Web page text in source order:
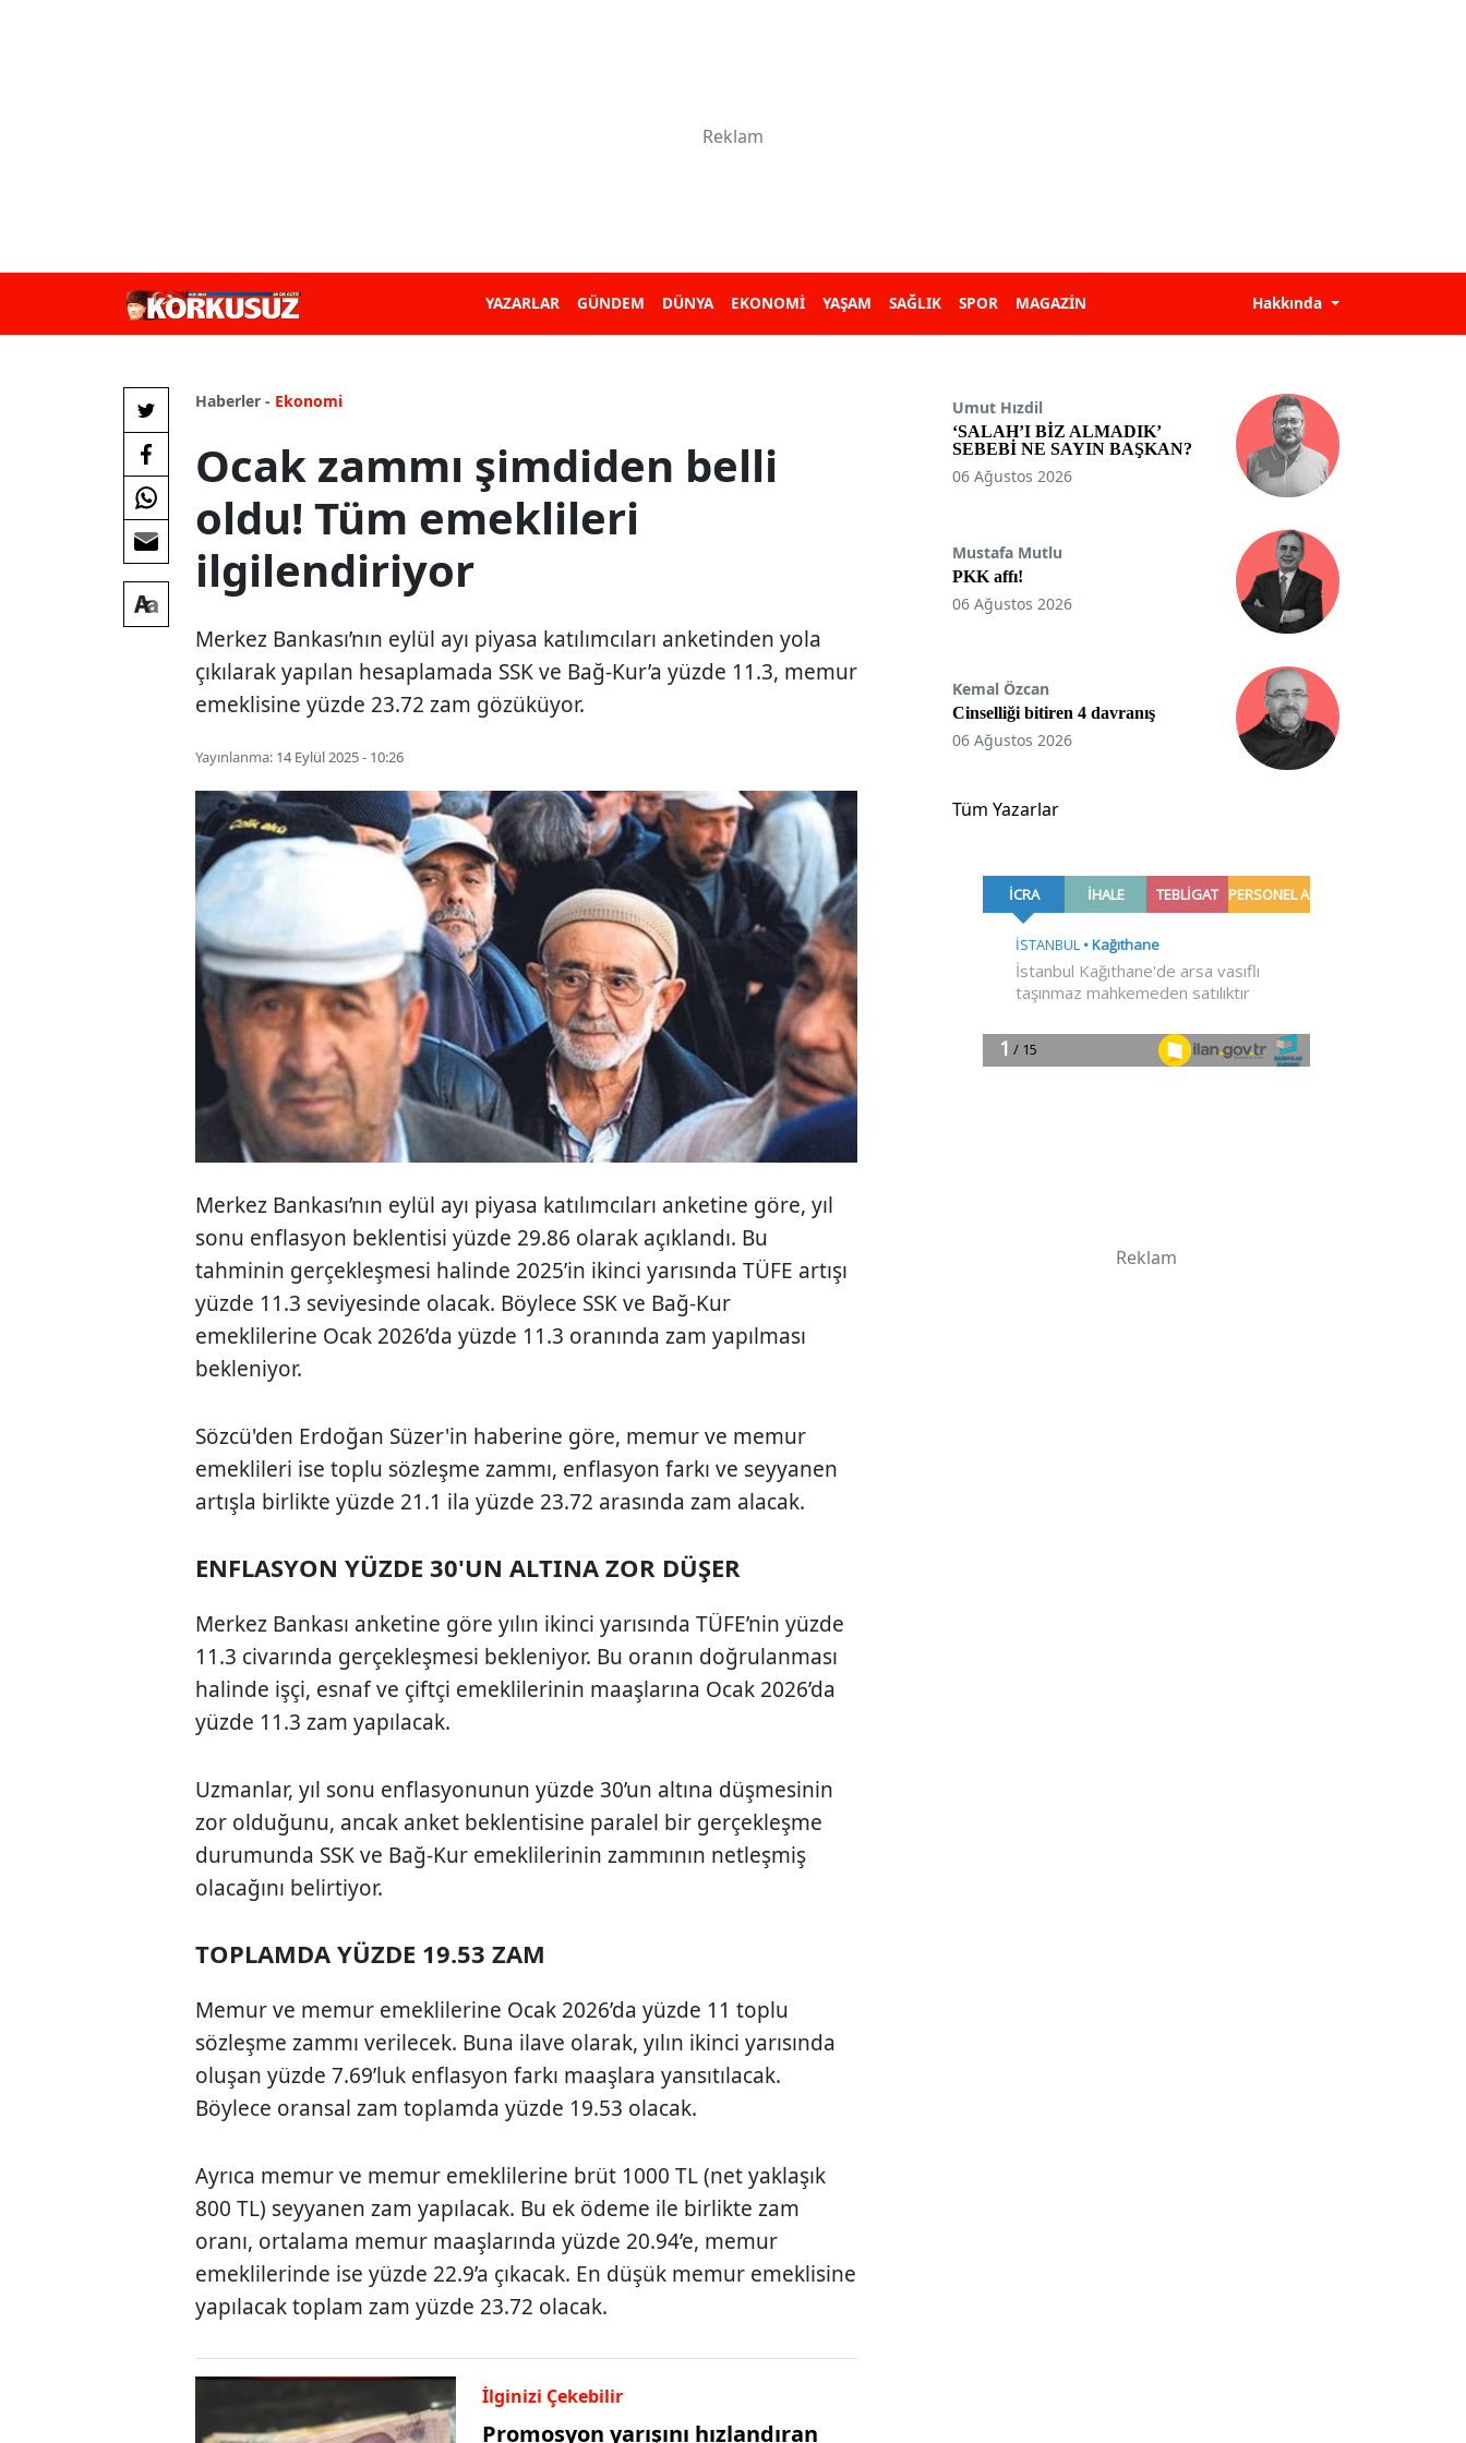
YAZARLAR GÜNDEM DÜNYA EKONOMİ YAŞAM SAĞLIK SPOR MAGAZİN Hakkında
Haberler - Ekonomi
Ocak zammı şimdiden belli
oldu! Tüm emeklileri
ilgilendiriyor
Merkez Bankası’nın eylül ayı piyasa katılımcıları anketinden yola
çıkılarak yapılan hesaplamada SSK ve Bağ-Kur’a yüzde 11.3, memur
emeklisine yüzde 23.72 zam gözüküyor.
Yayınlanma: 14 Eylül 2025 - 10:26
Merkez Bankası’nın eylül ayı piyasa katılımcıları anketine göre, yıl
sonu enflasyon beklentisi yüzde 29.86 olarak açıklandı. Bu
tahminin gerçekleşmesi halinde 2025’in ikinci yarısında TÜFE artışı
yüzde 11.3 seviyesinde olacak. Böylece SSK ve Bağ-Kur
emeklilerine Ocak 2026’da yüzde 11.3 oranında zam yapılması
bekleniyor.
Sözcü'den Erdoğan Süzer'in haberine göre, memur ve memur
emeklileri ise toplu sözleşme zammı, enflasyon farkı ve seyyanen
artışla birlikte yüzde 21.1 ila yüzde 23.72 arasında zam alacak.
ENFLASYON YÜZDE 30'UN ALTINA ZOR DÜŞER
Merkez Bankası anketine göre yılın ikinci yarısında TÜFE’nin yüzde
11.3 civarında gerçekleşmesi bekleniyor. Bu oranın doğrulanması
halinde işçi, esnaf ve çiftçi emeklilerinin maaşlarına Ocak 2026’da
yüzde 11.3 zam yapılacak.
Uzmanlar, yıl sonu enflasyonunun yüzde 30’un altına düşmesinin
zor olduğunu, ancak anket beklentisine paralel bir gerçekleşme
durumunda SSK ve Bağ-Kur emeklilerinin zammının netleşmiş
olacağını belirtiyor.
TOPLAMDA YÜZDE 19.53 ZAM
Memur ve memur emeklilerine Ocak 2026’da yüzde 11 toplu
sözleşme zammı verilecek. Buna ilave olarak, yılın ikinci yarısında
oluşan yüzde 7.69’luk enflasyon farkı maaşlara yansıtılacak.
Böylece oransal zam toplamda yüzde 19.53 olacak.
Ayrıca memur ve memur emeklilerine brüt 1000 TL (net yaklaşık
800 TL) seyyanen zam yapılacak. Bu ek ödeme ile birlikte zam
oranı, ortalama memur maaşlarında yüzde 20.94’e, memur
emeklilerinde ise yüzde 22.9’a çıkacak. En düşük memur emeklisine
yapılacak toplam zam yüzde 23.72 olacak.
İlginizi Çekebilir
Promosyon yarışını hızlandıran
Umut Hızdil
‘SALAH’I BİZ ALMADIK’
SEBEBİ NE SAYIN BAŞKAN?
06 Ağustos 2026
Mustafa Mutlu
PKK affı!
06 Ağustos 2026
Kemal Özcan
Cinselliği bitiren 4 davranış
06 Ağustos 2026
Tüm Yazarlar